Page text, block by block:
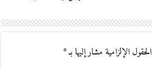
الحقول الإلزامية مشار إليها بـ*